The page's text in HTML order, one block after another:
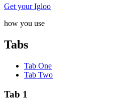
Get your Igloo
how you use
Tabs
Tab One
Tab Two
Tab 1